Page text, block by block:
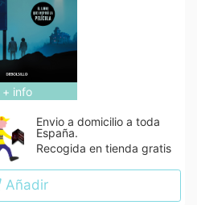
+ info
Envio a domicilio a toda
España.
Recogida en tienda gratis
Añadir